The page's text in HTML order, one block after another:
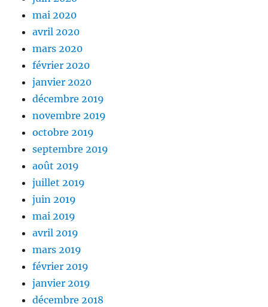
mai 2020
avril 2020
mars 2020
février 2020
janvier 2020
décembre 2019
novembre 2019
octobre 2019
septembre 2019
août 2019
juillet 2019
juin 2019
mai 2019
avril 2019
mars 2019
février 2019
janvier 2019
décembre 2018